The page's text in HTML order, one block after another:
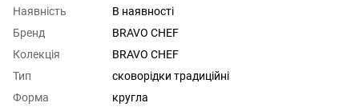
Наявність
В наявності
Бренд
BRAVO CHEF
Колекція
BRAVO CHEF
Тип
сковорідки традиційні
Форма
кругла